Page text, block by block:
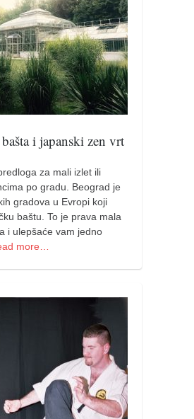
i japanski zen vrt
za mali izlet ili
po gradu. Beograd je
gradova u Evropi koji
baštu. To je prava mala
i ulepšaće vam jedno
more…